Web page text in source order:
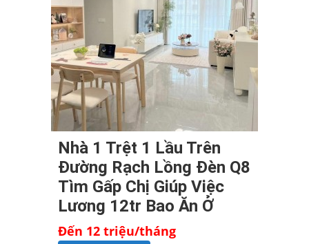
Nhà 1 Trệt 1 Lầu Trên
Đường Rạch Lồng Đèn Q8
Tìm Gấp Chị Giúp Việc
Lương 12tr Bao Ăn Ở
Đến 12 triệu/tháng